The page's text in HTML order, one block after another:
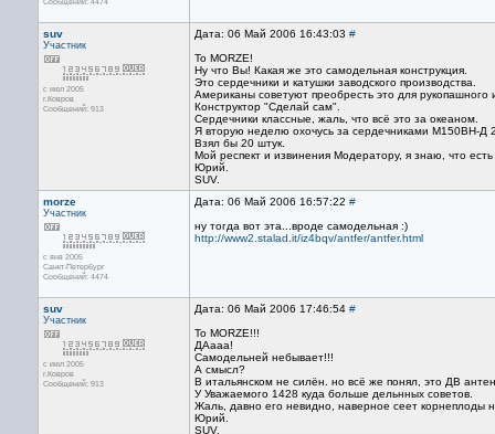
suv
Участник
с июл 2005
г.Ковров
Сообщений: 913
Дата: 06 Май 2006 16:43:03 #
To MORZE!
Ну что Вы! Какая же это самодельная конструкция.
Это сердечники и катушки заводского производства.
Американы советуют преобресть это для
Конструктор "Сделай сам".
Сердечники классные, жаль, что всё это за океаном.
Я вторую неделю охочусь за сердечниками М150ВН-Д
Взял бы 20 штук.
Мой респект и извинения Модератору, я знаю, что
Юрий.
SUV.
morze
Участник
с янв 2005
Санкт-Петербург
Сообщений: 4474
Дата: 06 Май 2006 16:57:22 #
ну тогда вот эта...вроде самодельная :)
http://www2.stalad.it/iz4bqv/antfer/antfer.html
suv
Участник
с июл 2005
г.Ковров
Сообщений: 913
Дата: 06 Май 2006 17:46:54 #
To MORZE!!!
ДАааа!
Самодельней небывает!!!
А смысл?
В итальянском не силён. но всё же понял, это ДВ
У Уважаемого 1428 куда больше дельнных советов.
Жаль, давно его невидно, наверное сеет корнеплоды
Юрий.
SUV.